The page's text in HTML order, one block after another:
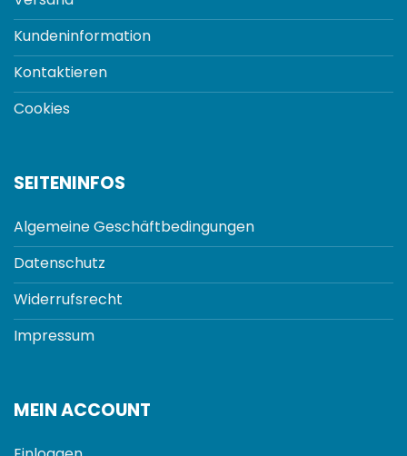
Kundeninformation
Kontaktieren
Cookies
SEITENINFOS
Algemeine Geschäftbedingungen
Datenschutz
Widerrufsrecht
Impressum
MEIN ACCOUNT